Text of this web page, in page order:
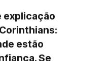
explicação
estão
Se